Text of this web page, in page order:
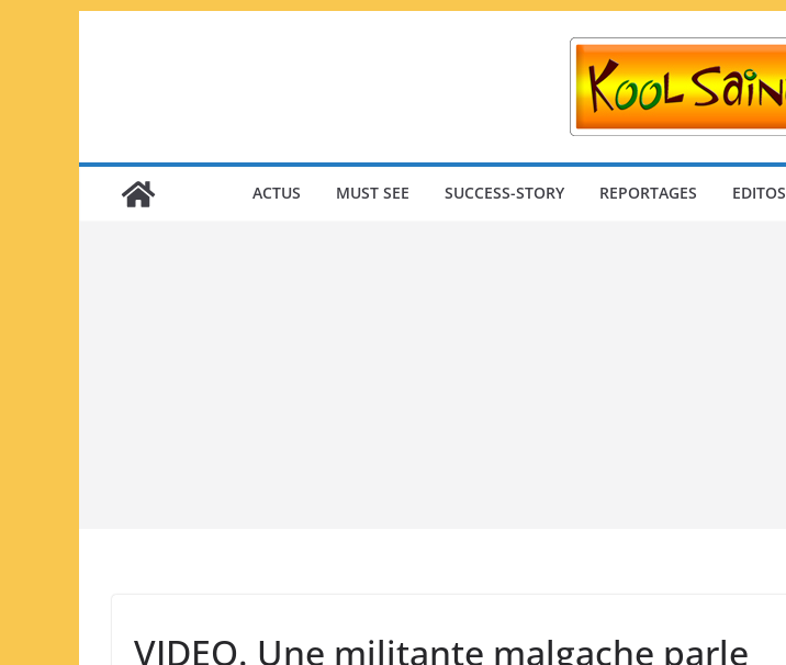
ACTUS MUST SEE SUCCESS-STORY REPORTAGES EDITOS
VIDEO. Une militante malgache parle